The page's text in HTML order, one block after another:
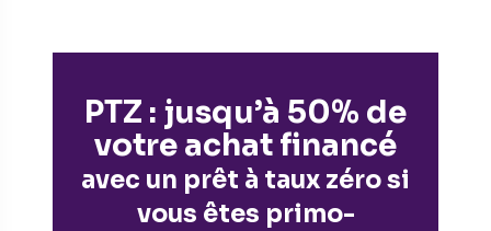
PTZ : jusqu’à 50% de
votre achat financé
avec un prêt à taux zéro si
vous êtes primo-